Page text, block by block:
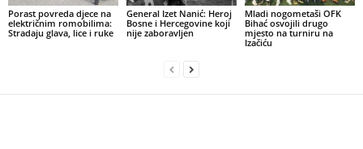
Porast povreda djece na
električnim romobilima:
Stradaju glava, lice i ruke
General Izet Nanić: Heroj
Bosne i Hercegovine koji
nije zaboravljen
Mladi nogometaši OFK
Bihać osvojili drugo
mjesto na turniru na
Izačiću